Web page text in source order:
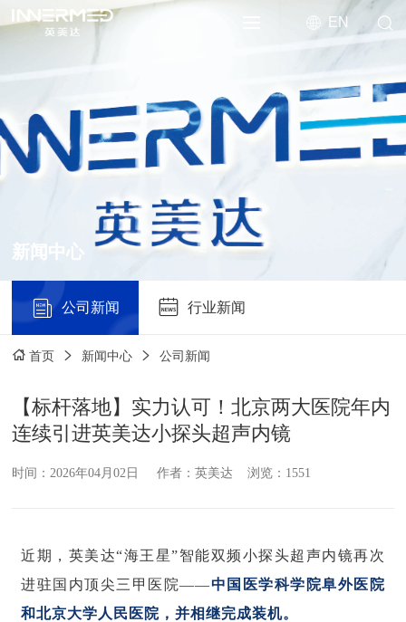
EN
新闻中心
公司新闻 行业新闻
首页 新闻中心 公司新闻
【标杆落地】实力认可！北京两大医院年内
连续引进英美达小探头超声内镜
时间：2026年04月02日 作者：英美达 浏览：1551
近期，英美达“海王星”智能双频小探头超声内镜再次
进驻国内顶尖三甲医院——中国医学科学院阜外医院
和北京大学人民医院，并相继完成装机。